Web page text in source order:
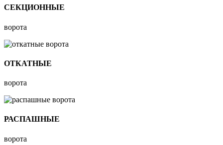
СЕКЦИОННЫЕ
ворота
ОТКАТНЫЕ
ворота
РАСПАШНЫЕ
ворота